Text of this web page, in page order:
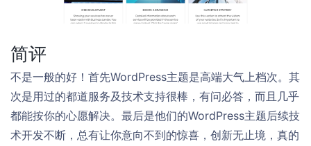
简评
不是一般的好！首先WordPress主题是高端大气上档次。其
次是用过的都道服务及技术支持很棒，有问必答，而且几乎
都能按你的心愿解决。最后是他们的WordPress主题后续技
术开发不断，总有让你意向不到的惊喜，创新无止境，真的